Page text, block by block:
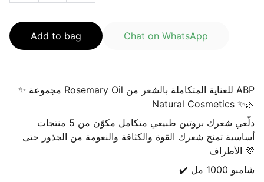
Add to bag Chat on WhatsApp
✨ مجموعة Rosemary Oil للعناية المتكاملة بالشعر من ABP
Natural Cosmetics ✨🌿
دلّعي شعرك بروتين طبيعي متكامل مكوّن من 5 منتجات
أساسية تمنح شعرك القوة والكثافة والنعومة من الجذور حتى
الأطراف 💜
✔️ شامبو 1000 مل